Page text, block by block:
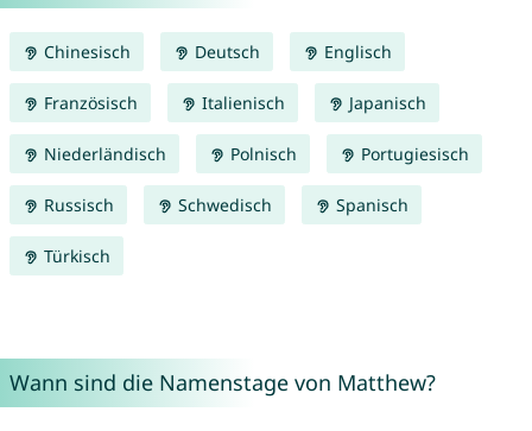
Chinesisch Deutsch Englisch
Französisch Italienisch Japanisch
Niederländisch Polnisch Portugiesisch
Russisch Schwedisch Spanisch
Türkisch
Wann sind die Namenstage von Matthew?